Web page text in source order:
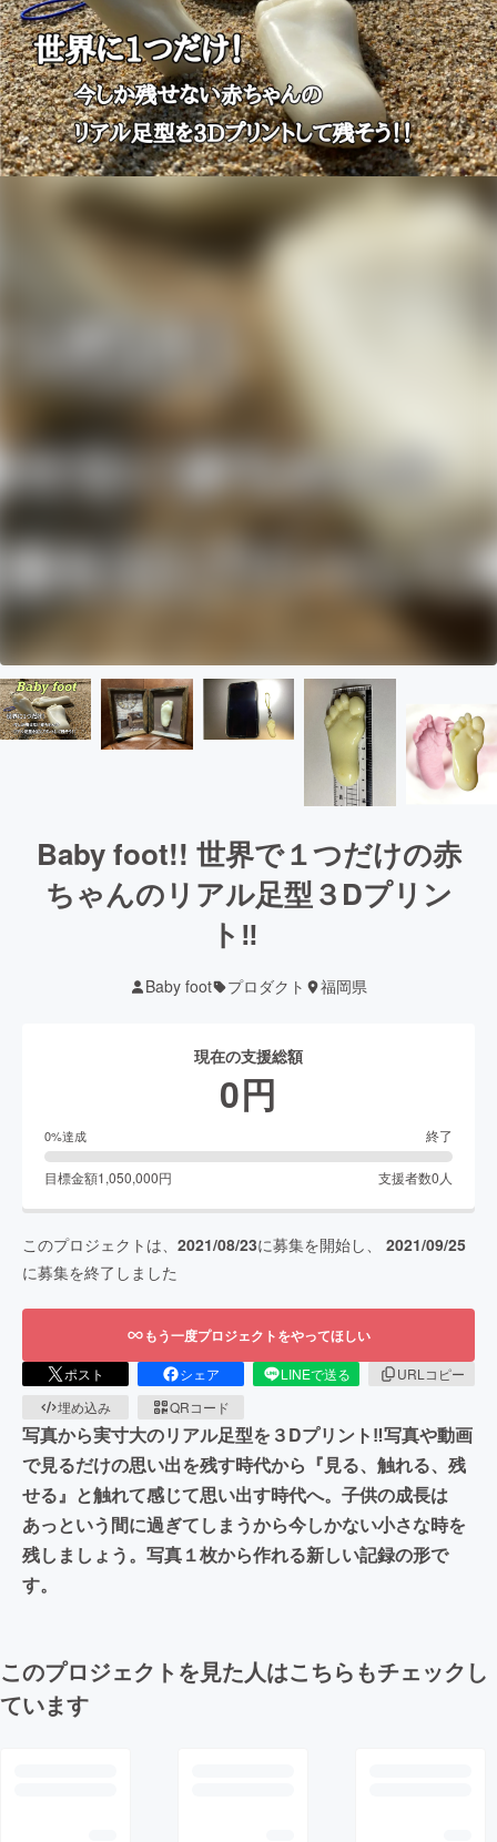
Baby foot!! 世界で１つだけの赤
ちゃんのリアル足型３Dプリン
ト‼︎
Baby foot プロダクト 福岡県
現在の支援総額
0円
0%達成 終了
目標金額1,050,000円 支援者数0人
このプロジェクトは、 2021/08/23に募集を開始し、 2021/09/25
に募集を終了しました
もう一度プロジェクトをやってほしい
ポスト シェア LINEで送る
URLコピー
埋め込み
QRコード
写真から実寸大のリアル足型を３Dプリント‼︎写真や動画
で見るだけの思い出を残す時代から『見る、触れる、残
せる』と触れて感じて思い出す時代へ。子供の成長は
あっという間に過ぎてしまうから今しかない小さな時を
残しましょう。写真１枚から作れる新しい記録の形で
す。
このプロジェクトを見た人はこちらもチェックし
ています